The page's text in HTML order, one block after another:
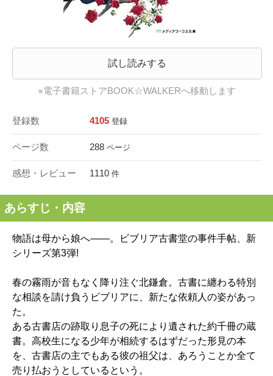
試し読みする
※電子書籍ストアBOOK☆WALKERへ移動します
登録数 4105 登録
ページ数 288 ページ
感想・レビュー 1110 件
あらすじ・内容
物語は母から娘へ――。ビブリア古書堂の事件手帖、新
シリーズ第3弾!
春の霧雨が音もなく降り注ぐ北鎌倉。古書に纏わる特別
な相談を請け負うビブリアに、新たな依頼人の姿があっ
た。
ある古書店の跡取り息子の死により遺された約千冊の蔵
書。高校生になる少年が相続するはずだった形見の本
を、古書店の主でもある彼の祖父は、あろうことか全て
売り払おうとしているという。